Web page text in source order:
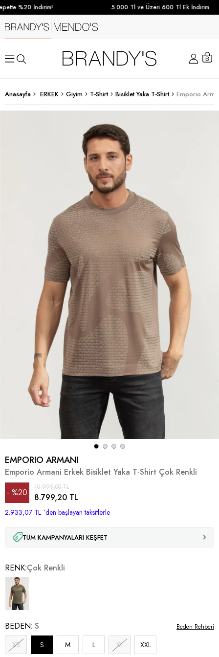
%20 İndirim! 5.000 Tl ve Üzeri 600 Tl Ek İndirim
Anasayfa ERKEK Giyim T-Shirt Bisiklet Yaka T-Shirt Emporio
EMPORIO ARMANI
Emporio Armani Erkek Bisiklet Yaka T-Shirt Çok Renkli
%20
İndirim
10.999,00 TL
8.799,20 TL
2.933,07 TL `den başlayan taksitlerle
TÜM KAMPANYALARI KEŞFET
RENK Çok Renkli
BEDEN S
XS S M L XL XXL
Beden Rehberi